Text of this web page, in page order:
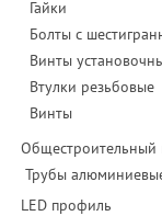
Гайки
Болты с
Винты
Втулки резьбовые
Винты
Общестроительный
Трубы
LED профиль